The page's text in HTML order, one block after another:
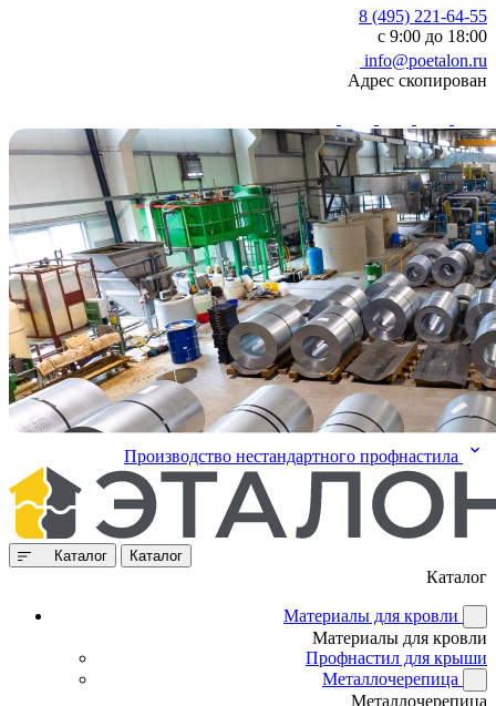
8 (495) 221-64-55
с 9:00 до 18:00
info@poetalon.ru
Адрес скопирован
Производство нестандартного профнастила
Каталог Каталог
Каталог
Материалы для кровли
Материалы для кровли
Профнастил для крыши
Металлочерепица
Металлочерепица